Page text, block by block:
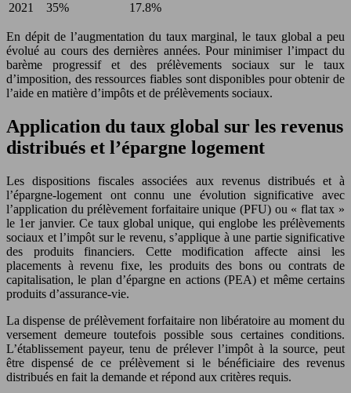
2021
35% 17.8%
En dépit de l’augmentation du taux marginal, le taux global a peu
évolué au cours des dernières années. Pour minimiser l’impact du
barème progressif et des prélèvements sociaux sur le taux
d’imposition, des ressources fiables sont disponibles pour obtenir de
l’aide en matière d’impôts et de prélèvements sociaux.
Application du taux global sur les revenus
distribués et l’épargne logement
Les dispositions fiscales associées aux revenus distribués et à
l’épargne-logement ont connu une évolution significative avec
l’application du prélèvement forfaitaire unique (PFU) ou « flat tax »
le 1er janvier. Ce taux global unique, qui englobe les prélèvements
sociaux et l’impôt sur le revenu, s’applique à une partie significative
des produits financiers. Cette modification affecte ainsi les
placements à revenu fixe, les produits des bons ou contrats de
capitalisation, le plan d’épargne en actions (PEA) et même certains
produits d’assurance-vie.
La dispense de prélèvement forfaitaire non libératoire au moment du
versement demeure toutefois possible sous certaines conditions.
L’établissement payeur, tenu de prélever l’impôt à la source, peut
être dispensé de ce prélèvement si le bénéficiaire des revenus
distribués en fait la demande et répond aux critères requis.